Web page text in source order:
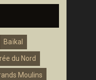
Baïkal
du Nord
Moulins